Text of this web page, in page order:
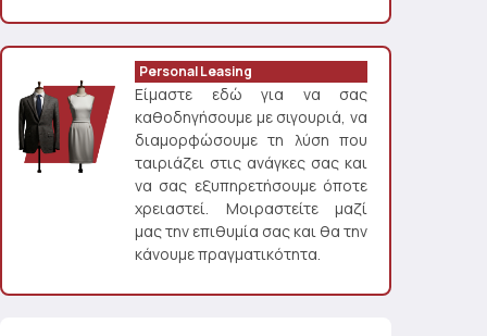
Personal Leasing
Είμαστε εδώ για να σας
καθοδηγήσουμε με σιγουριά, να
διαμορφώσουμε τη λύση που
ταιριάζει στις ανάγκες σας και
να σας εξυπηρετήσουμε όποτε
χρειαστεί. Μοιραστείτε μαζί
μας την επιθυμία σας και θα την
κάνουμε πραγματικότητα.